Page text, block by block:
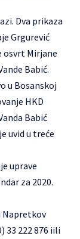
Dva prikaza
Grgurević
osvrt Mirjane
Babić.
u Bosanskoj
HKD
Babić
uvid u treće
uprave
za 2020.
Napretkov
33 222 876 iili